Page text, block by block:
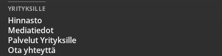
YRITYKSILLE
Hinnasto
Mediatiedot
Palvelut Yrityksille
Ota yhteyttä